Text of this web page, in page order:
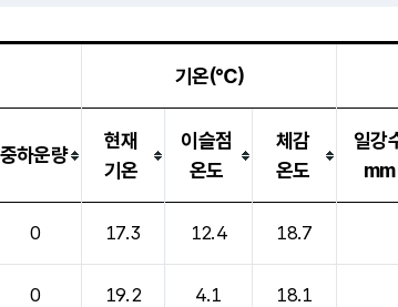
기온(℃)
중하운량
현재
기온
이슬점
온도
체감
온도
일강
mm
0 17.3 12.4 18.7
0 19.2 4.1 18.1